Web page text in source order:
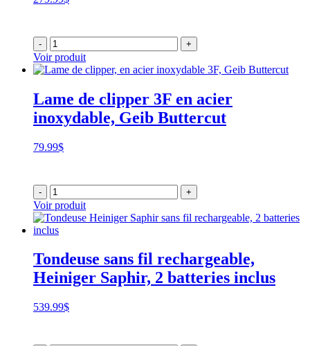
- +
Voir produit
Lame de clipper 3F en acier
inoxydable, Geib Buttercut
79.99$
- +
Voir produit
Tondeuse sans fil rechargeable,
Heiniger Saphir, 2 batteries inclus
539.99$